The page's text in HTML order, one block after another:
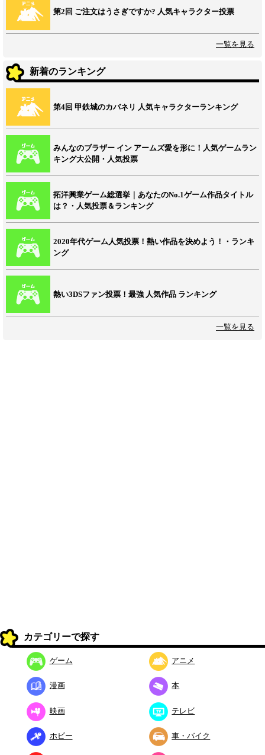
第2回 ご注文はうさぎですか? 人気キャラクター投票
一覧を見る
新着のランキング
第4回 甲鉄城のカバネリ 人気キャラクターランキング
みんなのブラザー イン アームズ愛を形に！人気ゲームラン
キング大公開・人気投票
拓洋興業ゲーム総選挙｜あなたのNo.1ゲーム作品タイトル
は？・人気投票＆ランキング
2020年代ゲーム人気投票！熱い作品を決めよう！・ランキ
ング
熱い3DSファン投票！最強 人気作品 ランキング
一覧を見る
カテゴリーで探す
ゲーム アニメ
漫画 本
映画 テレビ
ホビー 車・バイク